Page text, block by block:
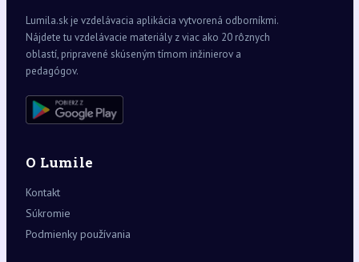
Lumila.sk je vzdelávacia aplikácia vytvorená odborníkmi.
Nájdete tu vzdelávacie materiály z viac ako 20 rôznych
oblastí, pripravené skúseným tímom inžinierov a
pedagógov.
O Lumile
Kontakt
Súkromie
Podmienky používania